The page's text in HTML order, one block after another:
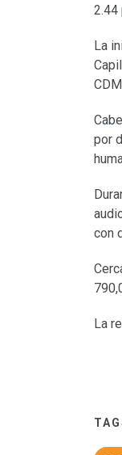
2.44
La
por
con
La